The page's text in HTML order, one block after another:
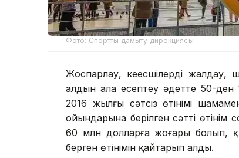
Фото: Спортты дамыту дирекциясы
Жоспарлау, кеңесшілерді жалдау,
алдын ала есептеу әдетте 50-ден
2016 жылғы сәтсіз өтінімі
ойындарына берілген сәтті
60 млн долларға жоғары болып,
берген өтінімін қайтарып алды.